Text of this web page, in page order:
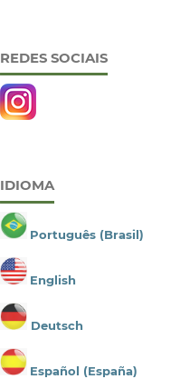
REDES SOCIAIS
IDIOMA
Português (Brasil)
English
Deutsch
Español (España)